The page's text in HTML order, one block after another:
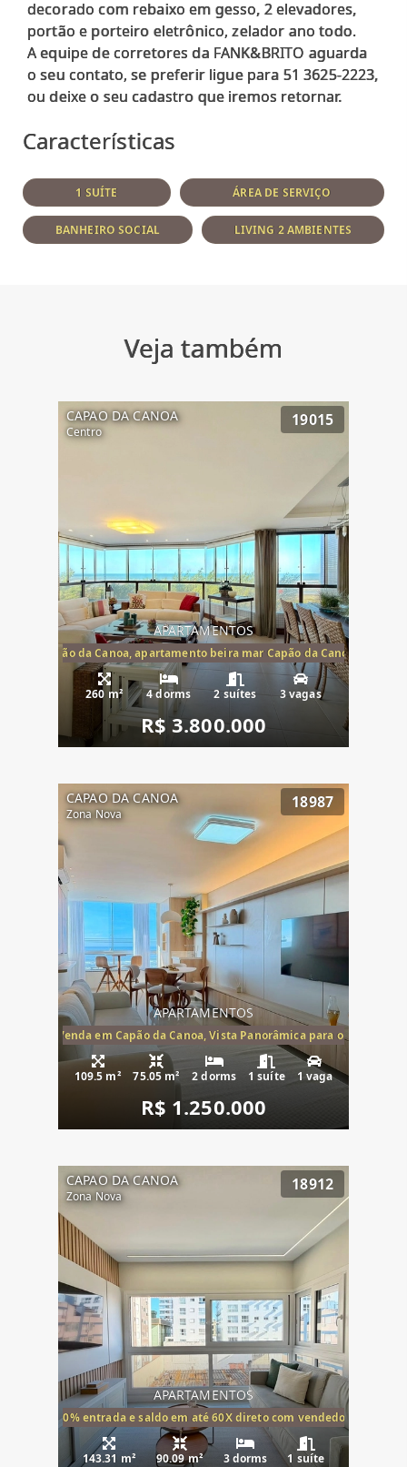
decorado com rebaixo em gesso, 2 elevadores,
portão e porteiro eletrônico, zelador ano todo.
A equipe de corretores da FANK&BRITO aguarda
o seu contato, se preferir ligue para 51 3625-2223,
Características
1 SUÍTE ÁREA DE SERVIÇO
BANHEIRO SOCIAL LIVING 2 AMBIENTES
Veja também
CAPAO DA CANOA
Centro
19015
APARTAMENTOS
mar Capão da Canoa, apartamento beira mar Capão da Canoa,
260 m² 4 dorms 2 suítes 3 vagas
R$ 3.800.000
CAPAO DA CANOA
Zona Nova
18987
APARTAMENTOS
Mar à Venda em Capão da Canoa, Vista Panorâmica para o Mar, 2
109.5 m² 75.05 m² 2 dorms 1 suíte 1 vaga
R$ 1.250.000
CAPAO DA CANOA
Zona Nova
18912
APARTAMENTOS
20% entrada e saldo em até 60X direto com vendedor
143.31 m² 90.09 m² 3 dorms 1 suíte